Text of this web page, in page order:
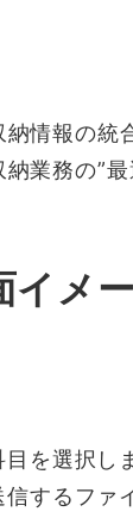
情報の
業務の”最
イメ
目を選択し
信するファ